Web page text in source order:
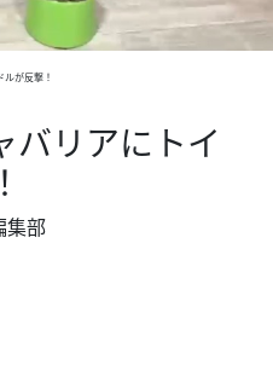
が反撃！
バリアにトイ
集部